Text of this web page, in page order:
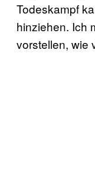
Todeskampf
hinziehen. Ich
vorstellen, wie